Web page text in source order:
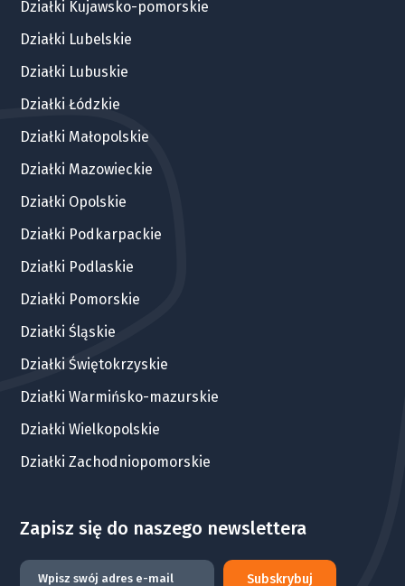
Działki Kujawsko-pomorskie
Działki Lubelskie
Działki Lubuskie
Działki Łódzkie
Działki Małopolskie
Działki Mazowieckie
Działki Opolskie
Działki Podkarpackie
Działki Podlaskie
Działki Pomorskie
Działki Śląskie
Działki Świętokrzyskie
Działki Warmińsko-mazurskie
Działki Wielkopolskie
Działki Zachodniopomorskie
Zapisz się do naszego newslettera
Subskrybuj